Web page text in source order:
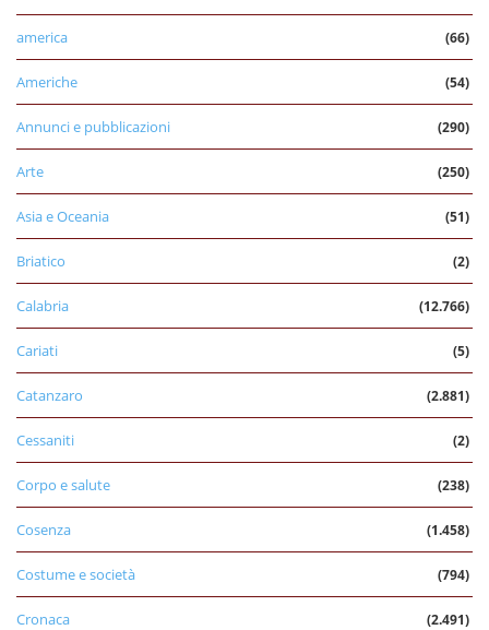
america (66)
Americhe (54)
Annunci e pubblicazioni (290)
Arte (250)
Asia e Oceania (51)
Briatico (2)
Calabria (12.766)
Cariati (5)
Catanzaro (2.881)
Cessaniti (2)
Corpo e salute (238)
Cosenza (1.458)
Costume e società (794)
Cronaca (2.491)